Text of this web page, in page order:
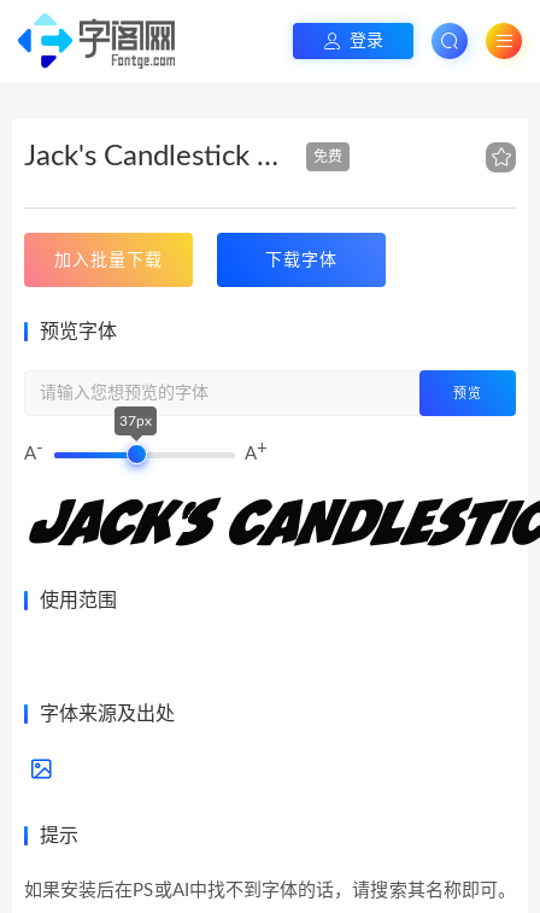
登录
Jack's Candlestick Rotalic 免费
加入批量下载 下载字体
预览字体
预览
A-
37px
A+
使用范围
字体来源及出处
提示
如果安装后在PS或AI中找不到字体的话，请搜索其名称即可。